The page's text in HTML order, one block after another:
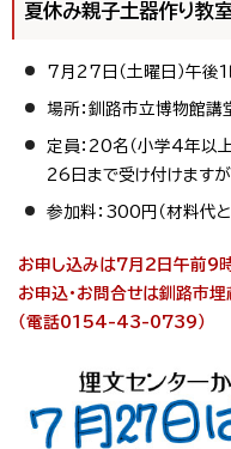
夏休み親子土器作り教
7月27日（土曜日）午後
場所：釧路市立博物館講
定員：20名（小学4年以
26日まで受け付けますが
参加料：300円（材料代と
お申し込みは7月2日午前9
お申込・お問合せは釧路市
（電話0154-43-0739）